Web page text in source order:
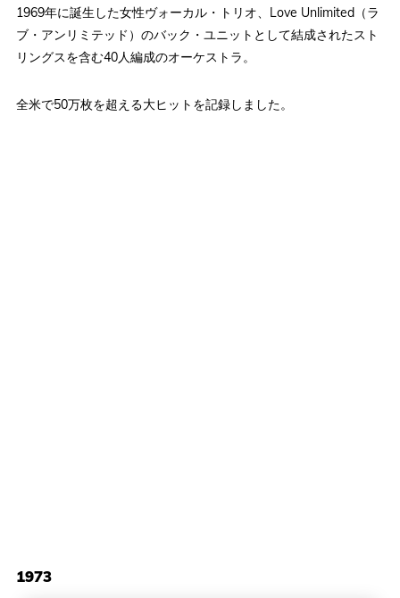
1969年に誕生した女性ヴォーカル・トリオ、Love Unlimited（ラ
ブ・アンリミテッド）のバック・ユニットとして結成されたスト
リングスを含む40人編成のオーケストラ。
全米で50万枚を超える大ヒットを記録しました。
1973